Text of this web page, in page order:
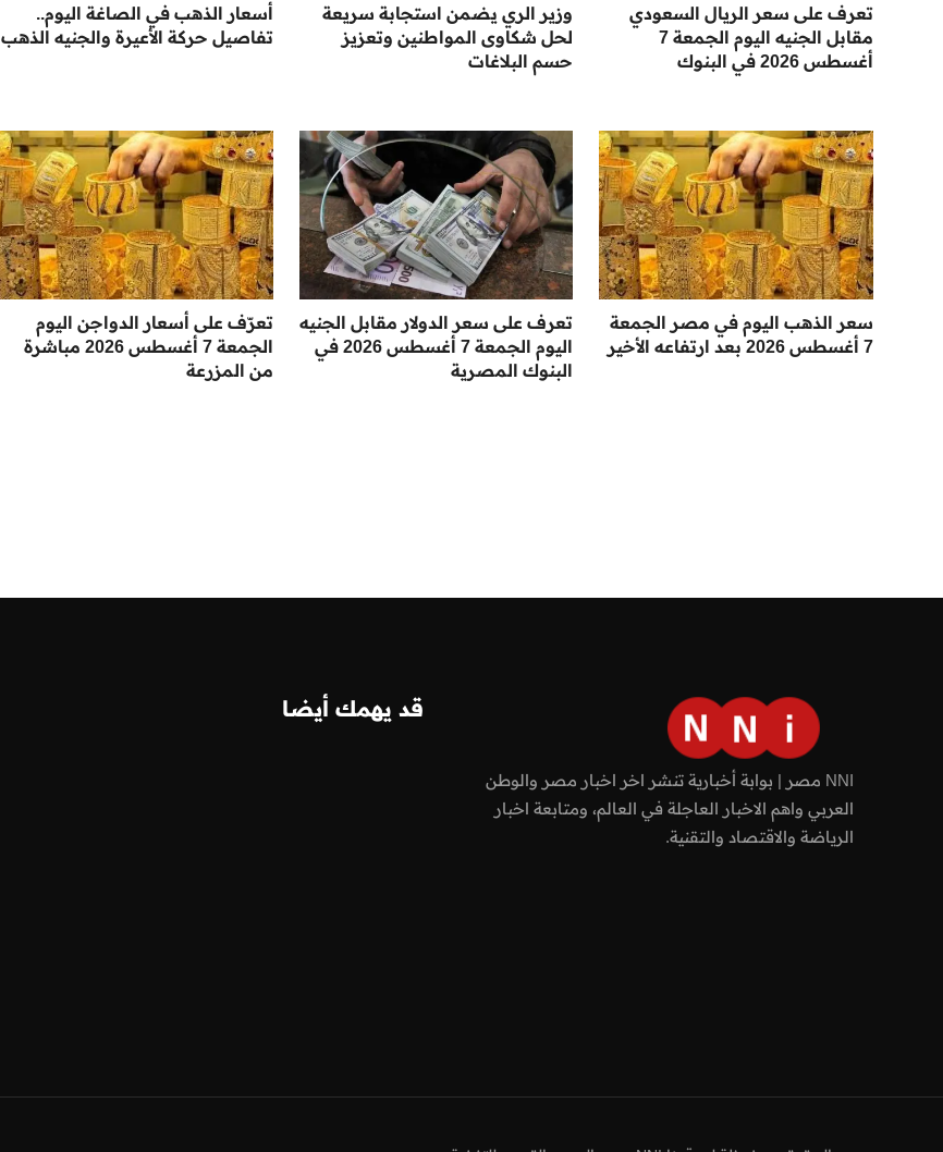
تعرف على سعر الريال السعودي
مقابل الجنيه اليوم الجمعة 7
أغسطس 2026 في البنوك
وزير الري يضمن استجابة سريعة
لحل شكاوى المواطنين وتعزيز
حسم البلاغات
أسعار الذهب في الصاغة اليوم..
تفاصيل حركة الأعيرة والجنيه الذهب
سعر الذهب اليوم في مصر الجمعة
7 أغسطس 2026 بعد ارتفاعه الأخير
تعرف على سعر الدولار مقابل الجنيه
اليوم الجمعة 7 أغسطس 2026 في
البنوك المصرية
تعرّف على أسعار الدواجن اليوم
الجمعة 7 أغسطس 2026 مباشرة
من المزرعة
NNI مصر | بوابة أخبارية تنشر اخر اخبار مصر والوطن
العربي واهم الاخبار العاجلة في العالم، ومتابعة اخبار
الرياضة والاقتصاد والتقنية.
قد يهمك أيضا